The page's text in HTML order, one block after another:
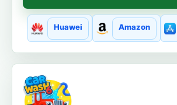
Huawei Amazon